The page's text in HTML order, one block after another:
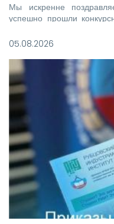
Мы искренне
успешно прошли
05.08.2026